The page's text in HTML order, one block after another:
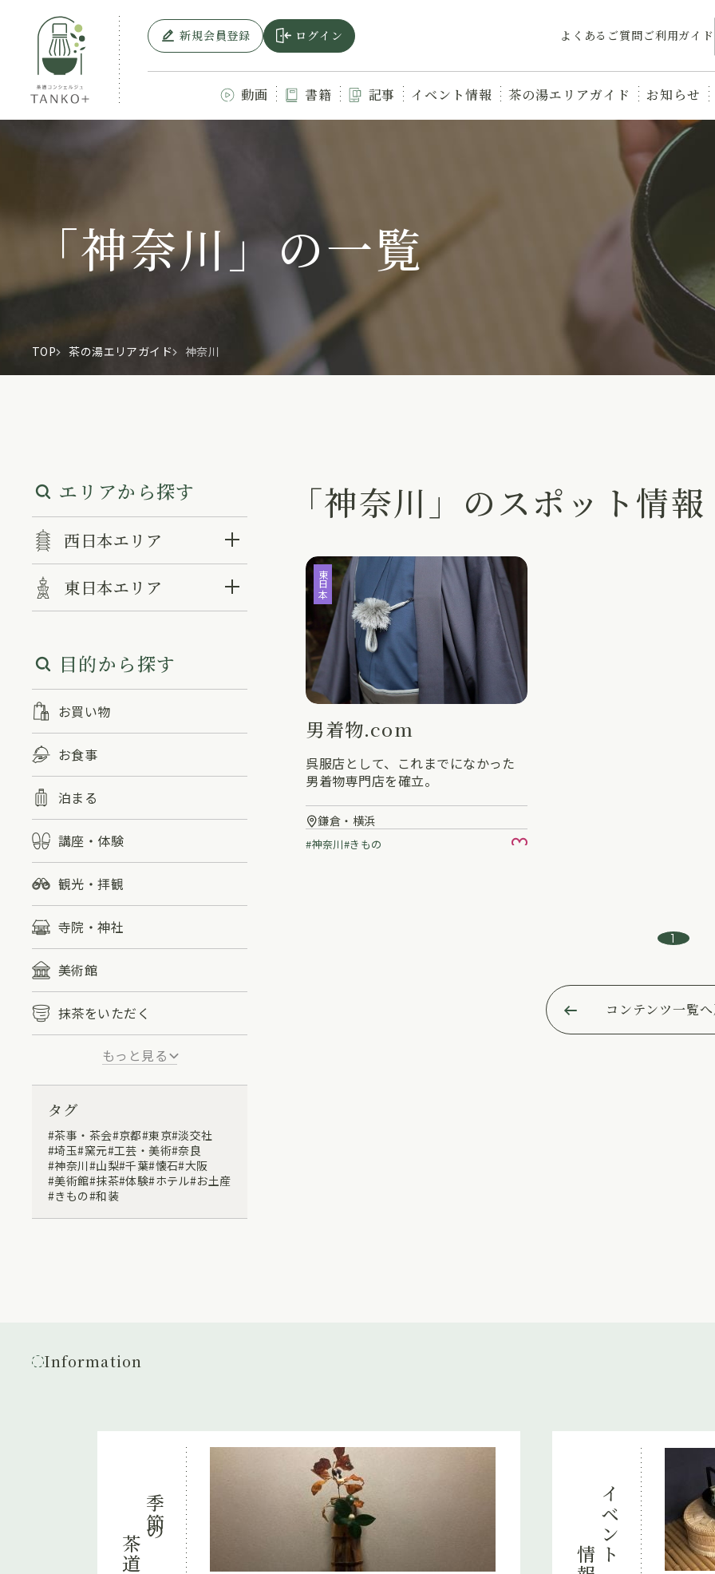
新規会員登録 ログイン よくあるご質問ご利用ガイド
動画 書籍 記事 イベント情報 茶の湯エリアガイド お知らせ
「神奈川」の一覧
TOP 茶の湯エリアガイド 神奈川
「神奈川」のスポット情報
東日本
男着物.com
呉服店として、これまでになかった
男着物専門店を確立。
鎌倉・横浜
神奈川 きもの お気に入り
1
コンテンツ一覧
エリアから探す
西日本エリア
東日本エリア
目的から探す
お買い物
お食事
泊まる
講座・体験
観光・拝観
寺院・神社
美術館
抹茶をいただく
もっと見る
タグ
茶事・茶会 京都 東京 淡交社
埼玉 窯元 工芸・美術 奈良
神奈川 山梨 千葉 懐石 大阪
美術館 抹茶 体験 ホテル お土産
きもの 和装
Information
季節の
茶道 イベント
情報